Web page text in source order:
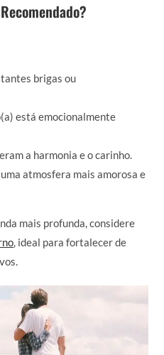
brigas ou
está emocionalmente
a harmonia e o carinho.
atmosfera mais amorosa e
mais profunda, considere
, ideal para fortalecer de